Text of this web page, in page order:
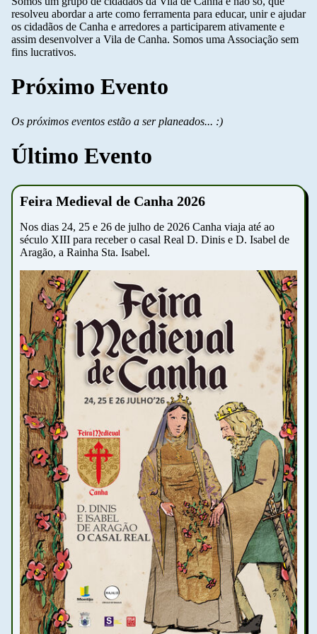
resolveu abordar a arte como ferramenta para educar, unir e ajudar
os cidadãos de Canha e arredores a participarem ativamente e
assim desenvolver a Vila de Canha. Somos uma Associação sem
fins lucrativos.
Próximo Evento
Os próximos eventos estão a ser planeados... :)
Último Evento
Feira Medieval de Canha 2026
Nos dias 24, 25 e 26 de julho de 2026 Canha viaja até ao
século XIII para receber o casal Real D. Dinis e D. Isabel de
Aragão, a Rainha Sta. Isabel.